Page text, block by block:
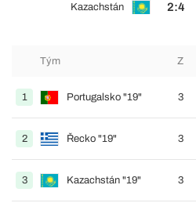
Kazachstán 2:4
Tým Z
1 Portugalsko "19" 3
2 Řecko "19" 3
3 Kazachstán "19" 3